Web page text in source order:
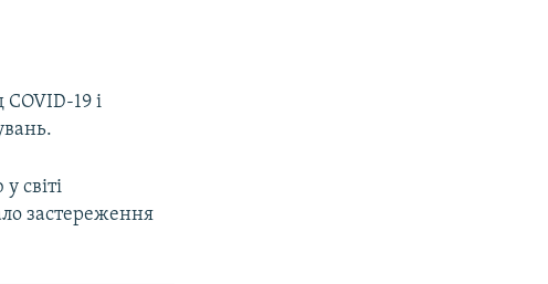
19 і
світі
застереження